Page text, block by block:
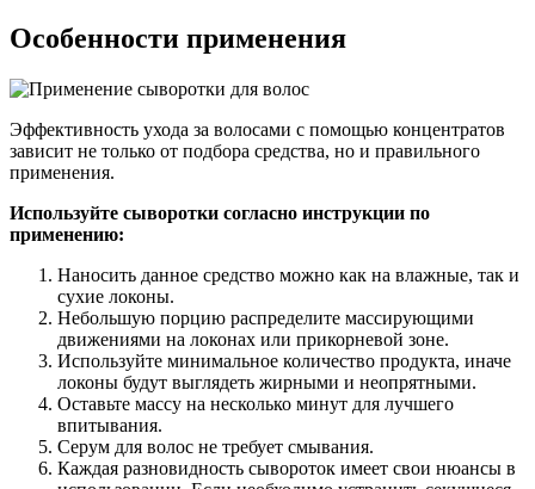
Особенности применения
Эффективность ухода за волосами с помощью концентратов
зависит не только от подбора средства, но и правильного
применения.
Используйте сыворотки согласно инструкции по
применению:
Наносить данное средство можно как на влажные, так и
сухие локоны.
Небольшую порцию распределите массирующими
движениями на локонах или прикорневой зоне.
Используйте минимальное количество продукта, иначе
локоны будут выглядеть жирными и неопрятными.
Оставьте массу на несколько минут для лучшего
впитывания.
Серум для волос не требует смывания.
Каждая разновидность сывороток имеет свои нюансы в